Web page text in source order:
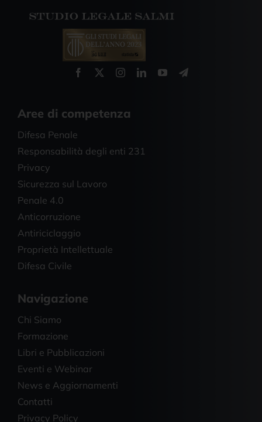
Aree di competenza
Difesa Penale
Responsabilità degli enti 231
Privacy
Sicurezza sul Lavoro
Penale 4.0
Anticorruzione
Antiriciclaggio
Proprietà Intellettuale
Difesa Civile
Navigazione
Chi Siamo
Formazione
Libri e Pubblicazioni
Eventi e Webinar
News e Aggiornamenti
Contatti
Privacy Policy